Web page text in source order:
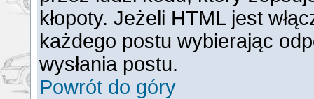
kłopoty. Jeżeli HTML jest
każdego postu wybierając
wysłania postu.
Powrót do góry